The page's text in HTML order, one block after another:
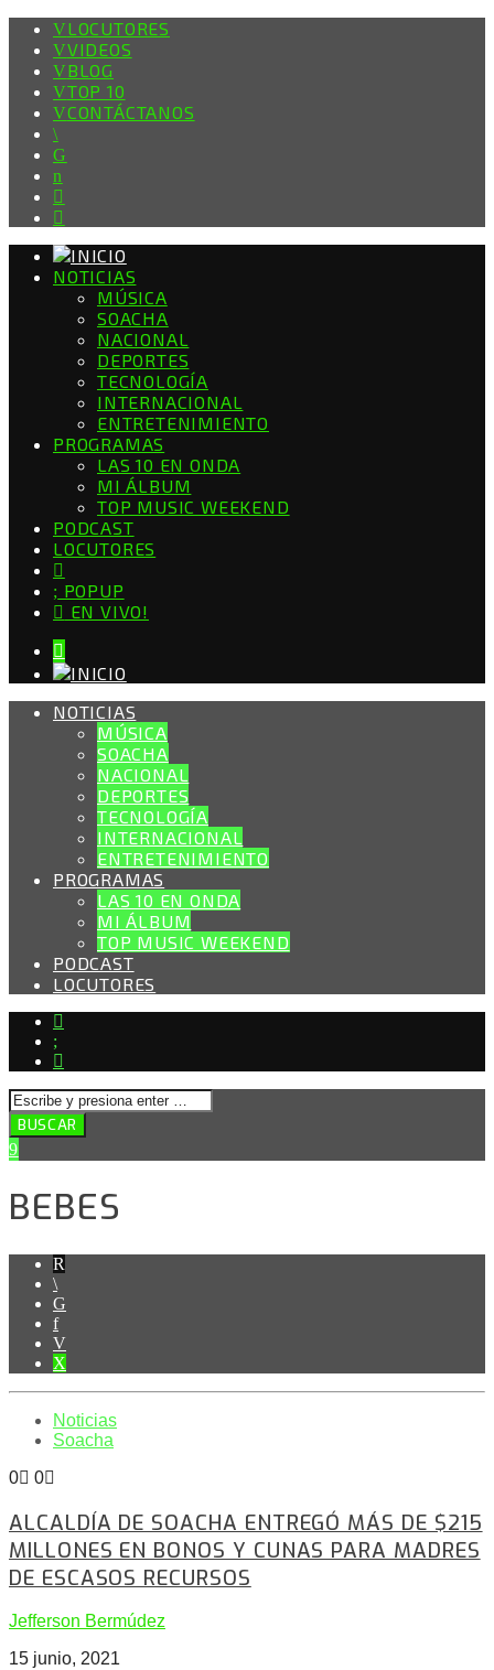
LOCUTORES
VIDEOS
BLOG
TOP 10
CONTÁCTANOS
NOTICIAS
MÚSICA
SOACHA
NACIONAL
DEPORTES
TECNOLOGÍA
INTERNACIONAL
ENTRETENIMIENTO
PROGRAMAS
LAS 10 EN ONDA
MI ÁLBUM
TOP MUSIC WEEKEND
PODCAST
LOCUTORES
POPUP
EN VIVO!
NOTICIAS
MÚSICA
SOACHA
NACIONAL
DEPORTES
TECNOLOGÍA
INTERNACIONAL
ENTRETENIMIENTO
PROGRAMAS
LAS 10 EN ONDA
MI ÁLBUM
TOP MUSIC WEEKEND
PODCAST
LOCUTORES
BEBES
Noticias
Soacha
0
0
ALCALDÍA DE SOACHA ENTREGÓ MÁS DE $215
MILLONES EN BONOS Y CUNAS PARA MADRES
DE ESCASOS RECURSOS
Jefferson Bermúdez
15 junio, 2021